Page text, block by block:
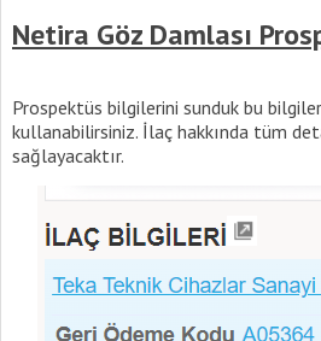
Netira Göz Damlası
Prospektüs bilgilerini sunduk bu
kullanabilirsiniz. İlaç hakkında tüm
sağlayacaktır.